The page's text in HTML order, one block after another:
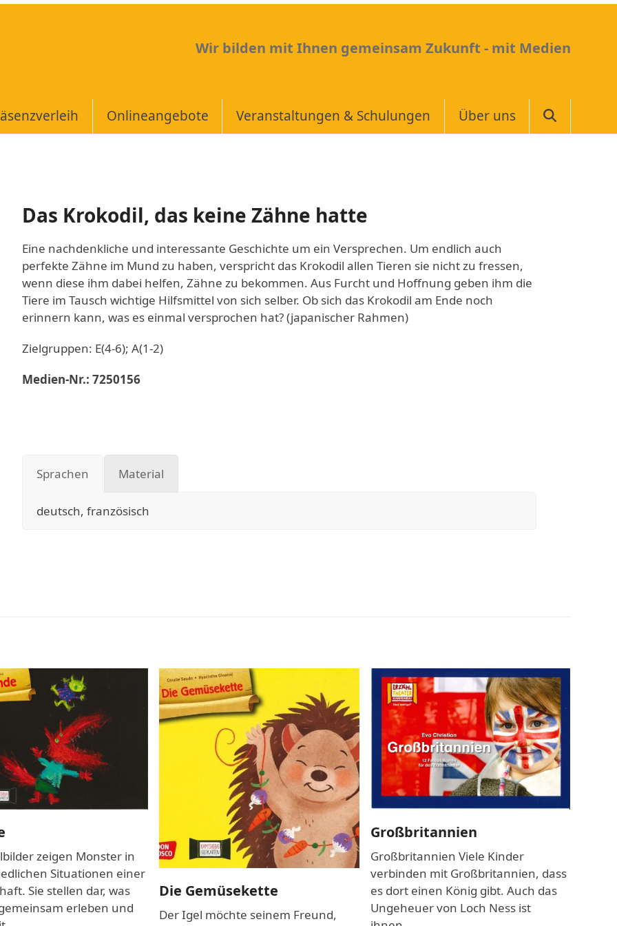
Wir bilden mit Ihnen gemeinsam Zukunft - mit Medien
Onlineangebote Veranstaltungen & Schulungen Über uns
Das Krokodil, das keine Zähne hatte
Eine nachdenkliche und interessante Geschichte um ein Versprechen. Um endlich auch
perfekte Zähne im Mund zu haben, verspricht das Krokodil allen Tieren sie nicht zu fressen,
wenn diese ihm dabei helfen, Zähne zu bekommen. Aus Furcht und Hoffnung geben ihm die
Tiere im Tausch wichtige Hilfsmittel von sich selber. Ob sich das Krokodil am Ende noch
erinnern kann, was es einmal versprochen hat? (japanischer Rahmen)
Zielgruppen: E(4-6); A(1-2)
Medien-Nr.: 7250156
Sprachen Material
deutsch, französisch
zeigen Monster in
Situationen einer
Sie stellen dar, was
erleben und
Die Gemüsekette
Der Igel möchte seinem Freund,
Großbritannien
Großbritannien Viele Kinder
verbinden mit Großbritannien, dass
es dort einen König gibt. Auch das
Ungeheuer von Loch Ness ist